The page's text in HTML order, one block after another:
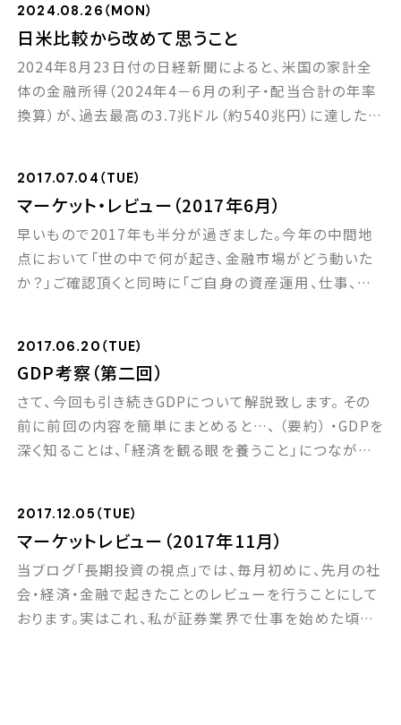
痛烈な批判を浴びせた。「昨年のダボス会議の演説で、
私は欧州に自衛策が必要だと訴えた。だが、1年たって
も何も変わっていない」と苦言を呈した。 […]
2024.08.26（MON）
日米比較から改めて思うこと
2024年8月23日付の日経新聞によると、米国の家計全
体の金融所得（2024年4－6月の利子・配当合計の年率
換算）が、過去最高の3.7兆ドル（約540兆円）に達したと
つにもなっています。先日、日本の名目GDPが初めて
600兆円の大台に達したという嬉しいニュースを聞いた
ばかりですが、日本全体（政府部 […]
2017.07.04（TUE）
マーケット・レビュー（2017年6月）
早いもので2017年も半分が過ぎました。今年の中間地
点において「世の中で何が起き、金融市場がどう動いた
か？」ご確認頂くと同時に「ご自身の資産運用、仕事、生
トランプ米大統領が地球温暖化対策の枠組み「パリ協
定」離脱を表明。 2日、異次元緩和で日銀総資産（5月末
時点）が500兆円を超える（GDP […]
2017.06.20（TUE）
GDP考察（第二回）
さて、今回も引き続きGDPについて解説致します。 その
前に前回の内容を簡単にまとめると…、 （要約） ・GDPを
深く知ることは、「経済を観る眼を養うこと」につながる。
とは、「パンの生産数を増やすこと」。 ・パンの生産数の増
加＝「労働人口の増加」×「労働生産性の向上」。 改めて
以上の点を […]
2017.12.05（TUE）
マーケットレビュー（2017年11月）
当ブログ「長期投資の視点」では、毎月初めに、先月の社
会・経済・金融で起きたことのレビューを行うことにして
おります。実はこれ、私が証券業界で仕事を始めた頃か